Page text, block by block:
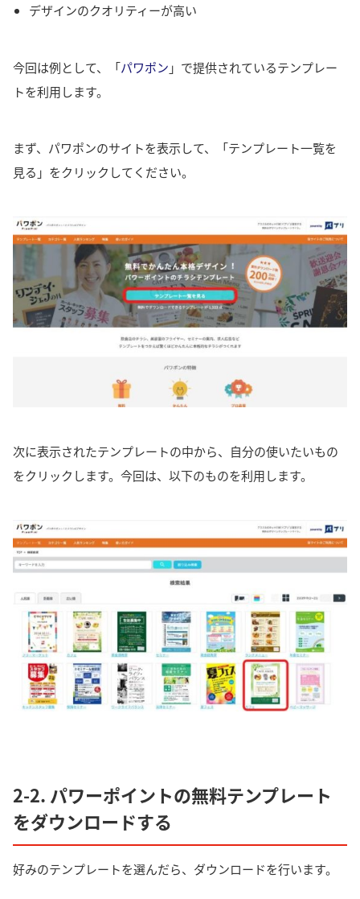
デザインのクオリティーが高い
今回は例として、「パワポン 」で提供されているテンプレー
トを利用します。
まず、パワポンのサイトを表示して、「テンプレート一覧を
見る」をクリックしてください。
次に表示されたテンプレートの中から、自分の使いたいもの
をクリックします。今回は、以下のものを利用します。
2-2. パワーポイントの無料テンプレート
をダウンロードする
好みのテンプレートを選んだら、ダウンロードを行います。